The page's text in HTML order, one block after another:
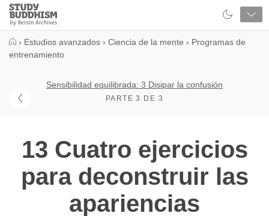
Close
Study
Buddhism
› Estudios avanzados › Ciencia de la mente › Programas de
entrenamiento
Sensibilidad equilibrada: 3 Disipar la confusión
PARTE 3 DE 3
13 Cuatro ejercicios
para deconstruir las
apariencias